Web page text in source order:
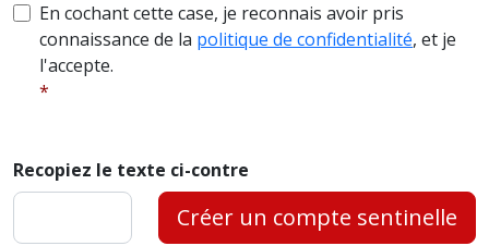
En cochant cette case, je reconnais avoir pris
connaissance de la politique de confidentialité, et je
l'accepte.
Recopiez le texte ci-contre
Créer un compte sentinelle